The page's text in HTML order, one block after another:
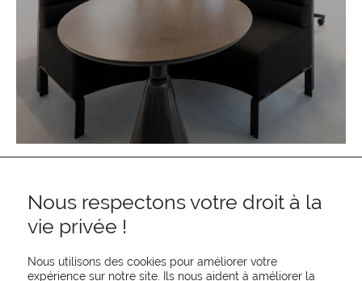
Nous respectons votre droit à la
vie privée !
Nous utilisons des cookies pour améliorer votre
expérience sur notre site. Ils nous aident à améliorer la